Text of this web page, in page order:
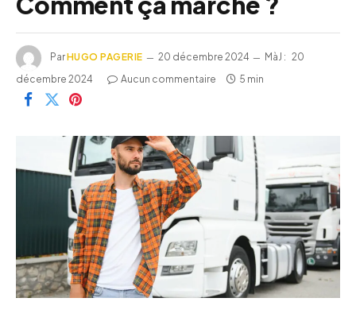
ParHUGO PAGERIE 20 décembre 2024 MàJ : 20
décembre 2024
Aucun commentaire 5 min